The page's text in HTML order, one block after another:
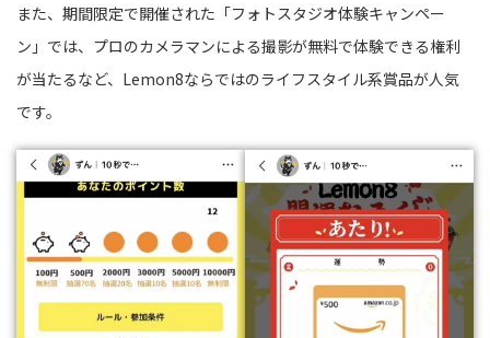
また、期間限定で開催された「フォトスタジオ体験キャンペー
ン」では、プロのカメラマンによる撮影が無料で体験できる権利
が当たるなど、Lemon8ならではのライフスタイル系賞品が人気
です。